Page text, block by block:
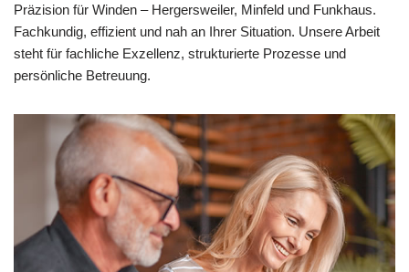
Präzision für Winden – Hergersweiler, Minfeld und Funkhaus.
Fachkundig, effizient und nah an Ihrer Situation. Unsere Arbeit
steht für fachliche Exzellenz, strukturierte Prozesse und
persönliche Betreuung.